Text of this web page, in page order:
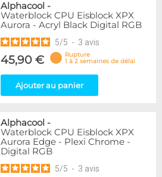
Alphacool -
Waterblock CPU Eisblock XPX
Aurora - Acryl Black Digital RGB
5/5 - 3 avis
45,90 €
Rupture
1 à 2 semaines de délai
Ajouter au panier
Alphacool -
Waterblock CPU Eisblock XPX
Aurora Edge - Plexi Chrome -
Digital RGB
5/5 - 3 avis